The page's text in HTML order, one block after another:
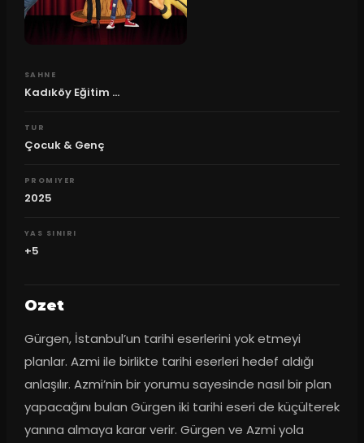
SAHNE
Kadıköy Eğitim ...
TUR
Çocuk & Genç
PROMIYER
2025
YAS SINIRI
+5
Ozet
Gürgen, İstanbul’un tarihi eserlerini yok etmeyi
planlar. Azmi ile birlikte tarihi eserleri hedef aldığı
anlaşılır. Azmi’nin bir yorumu sayesinde nasıl bir plan
yapacağını bulan Gürgen iki tarihi eseri de küçülterek
yanına almaya karar verir. Gürgen ve Azmi yola